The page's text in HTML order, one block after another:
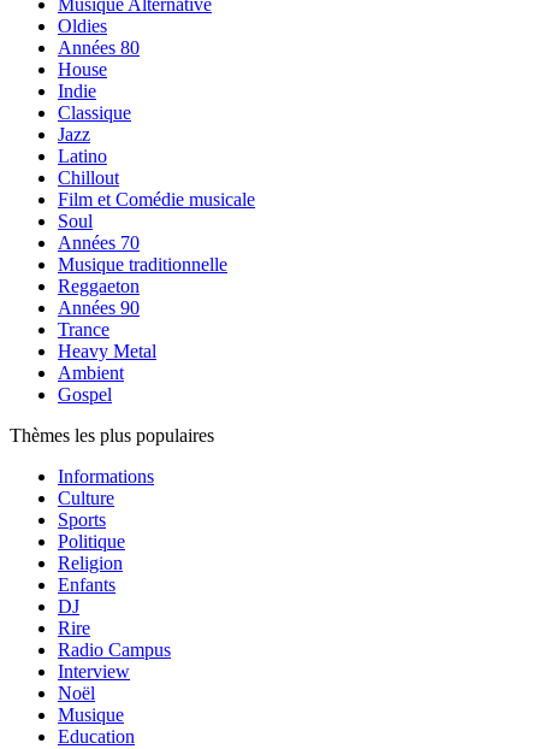
Musique Alternative
Oldies
Années 80
House
Indie
Classique
Jazz
Latino
Chillout
Film et Comédie musicale
Soul
Années 70
Musique traditionnelle
Reggaeton
Années 90
Trance
Heavy Metal
Ambient
Gospel
Thèmes les plus populaires
Informations
Culture
Sports
Politique
Religion
Enfants
DJ
Rire
Radio Campus
Interview
Noël
Musique
Education